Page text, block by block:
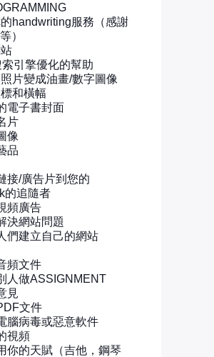
handwriting服務（感謝
）
引擎優化的幫助
片變成油畫/數字圖像
和橫幅
電子書封面
片
像
品
接/廣告片到您的
的追隨者
頻廣告
決網站問題
們建立自己的網站
頻文件
人做ASSIGNMENT
見
文件
腦病毒或惡意軟件
視頻
你的天賦（吉他，鋼琴